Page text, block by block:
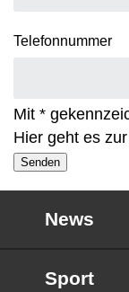
Telefonnummer
Mit *
Hier geht es zur
Senden
News
Sport